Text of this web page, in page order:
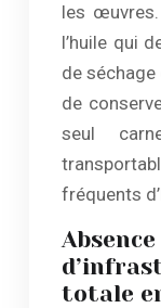
les
l’huile qui
de séchage
de
seul
fréquents
totale